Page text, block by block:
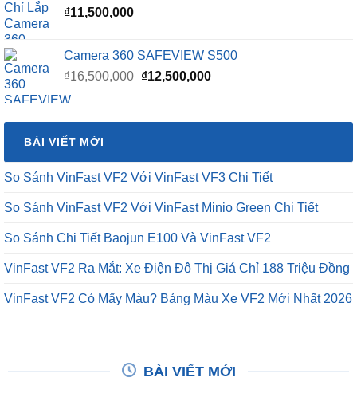
₫11,500,000
Camera 360 SAFEVIEW S500
₫16,500,000 Giá
₫16,500,000.
₫12,500,000Giá
là:
BÀI VIẾT MỚI
So Sánh VinFast VF2 Với VinFast VF3 Chi Tiết
So Sánh VinFast VF2 Với VinFast Minio Green Chi Tiết
So Sánh Chi Tiết Baojun E100 Và VinFast VF2
VinFast VF2 Ra Mắt: Xe Điện Đô Thị Giá Chỉ 188 Triệu Đồng
VinFast VF2 Có Mấy Màu? Bảng Màu Xe VF2 Mới Nhất 2026
BÀI VIẾT MỚI